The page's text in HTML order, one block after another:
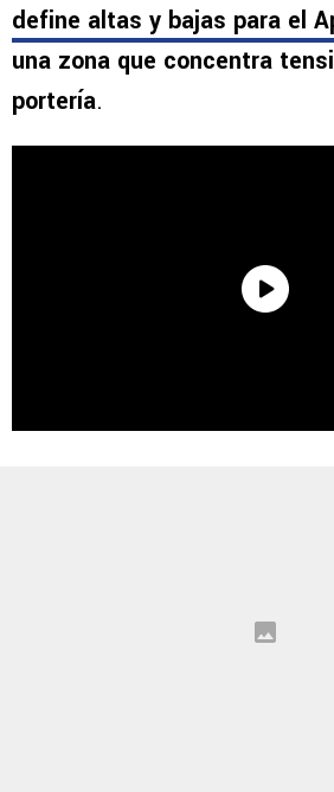
define altas y bajas para el
una zona que concentra
portería.